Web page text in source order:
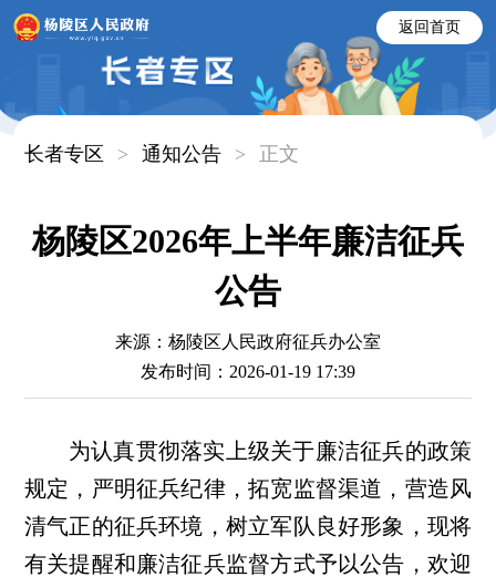
返回首页
长者专区 > 通知公告 > 正文
杨陵区2026年上半年廉洁征兵
公告
来源：杨陵区人民政府征兵办公室
发布时间：2026-01-19 17:39
为认真贯彻落实上级关于廉洁征兵的政策
规定，严明征兵纪律，拓宽监督渠道，营造风
清气正的征兵环境，树立军队良好形象，现将
有关提醒和廉洁征兵监督方式予以公告，欢迎